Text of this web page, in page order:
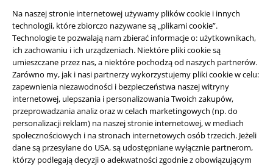
Na naszej stronie internetowej używamy plików cookie i innych
technologii, które zbiorczo nazywane są „plikami cookie”.
Technologie te pozwalają nam zbierać informacje o: użytkownikach,
ich zachowaniu i ich urządzeniach. Niektóre pliki cookie są
umieszczane przez nas, a niektóre pochodzą od naszych partnerów.
Zarówno my, jak i nasi partnerzy wykorzystujemy pliki cookie w celu:
zapewnienia niezawodności i bezpieczeństwa naszej witryny
internetowej, ulepszania i personalizowania Twoich zakupów,
przeprowadzania analiz oraz w celach marketingowych (np. do
personalizacji reklam) na naszej stronie internetowej, w mediach
społecznościowych i na stronach internetowych osób trzecich. Jeżeli
dane są przesyłane do USA, są udostępniane wyłącznie partnerom,
którzy podlegają decyzji o adekwatności zgodnie z obowiązującym
Informacje prawne
Regulamin
Dane firmy
Polityka prywatności
Unieszkodliwianie odpadów i ochrona środowiska